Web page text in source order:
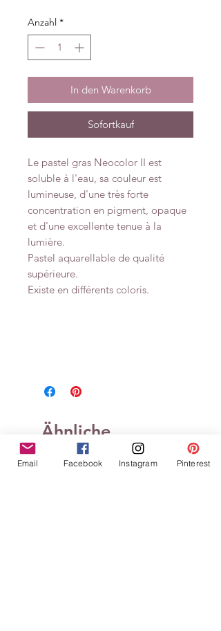
Anzahl *
In den Warenkorb
Sofortkauf
Le pastel gras Neocolor II est
soluble à l'eau, sa couleur est
lumineuse, d'une très forte
concentration en pigment, opaque
et d'une excellente tenue à la
lumière.
Pastel aquarellable de qualité
supérieure.
Existe en différents coloris.
Ähnliche
Produkte
Email Facebook Instagram Pinterest